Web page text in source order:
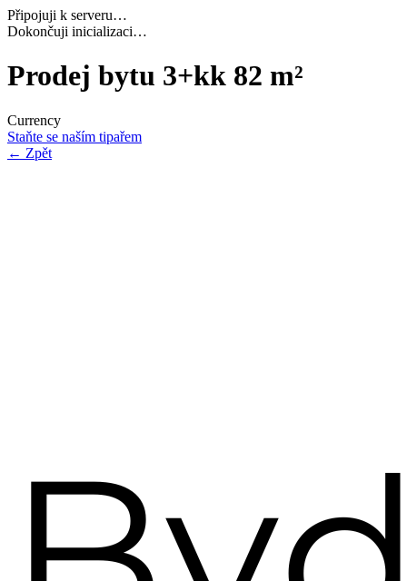
Připojuji k serveru…
Ověřuji identitu relace…
Prodej bytu 3+kk 82 m²
Currency
Staňte se naším tipařem
← Zpět